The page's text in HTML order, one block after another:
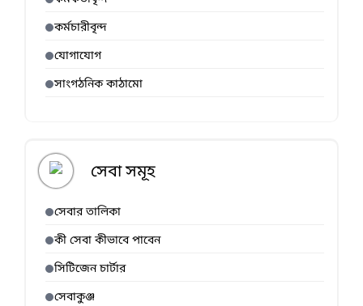
কর্মচারীবৃন্দ
যোগাযোগ
সাংগঠনিক কাঠামো
সেবা সমূহ
সেবার তালিকা
কী সেবা কীভাবে পাবেন
সিটিজেন চার্টার
সেবাকুঞ্জ